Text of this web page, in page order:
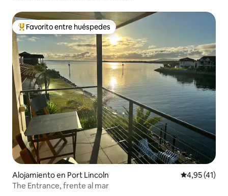
Favorito entre los huéspedes más destacados
Favorito entre huéspedes
Alojamiento en Port Lincoln Calificación
4,95 (41)
The Entrance, frente al mar